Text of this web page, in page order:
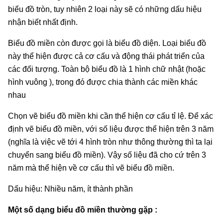
biểu đồ tròn, tuy nhiên 2 loại này sẽ có những dấu hiệu
nhận biết nhất định.
Biểu đồ miền còn được gọi là biểu đồ diện. Loại biểu đồ
này thể hiện được cả cơ cấu và động thái phát triển của
các đối tượng. Toàn bộ biểu đồ là 1 hình chữ nhật (hoặc
hình vuông ), trong đó được chia thành các miền khác
nhau
Chọn vẽ biểu đồ miền khi cần thể hiện cơ cấu tỉ lệ. Để xác
định vẽ biểu đồ miền, với số liệu được thể hiện trên 3 năm
(nghĩa là việc vẽ tới 4 hình tròn như thông thường thì ta lại
chuyển sang biểu đồ miền). Vậy số liệu đã cho cứ trên 3
năm mà thể hiện về cơ cấu thì vẽ biểu đồ miền.
Dấu hiệu: Nhiều năm, ít thành phần
Một số dạng biểu đồ miền thường gặp :